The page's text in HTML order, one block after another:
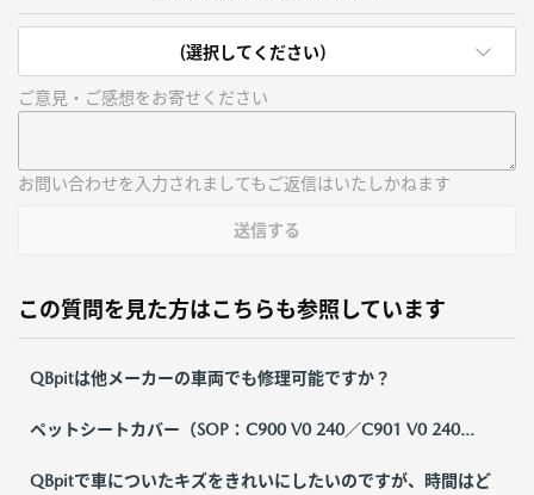
(選択してください)
ご意見・ご感想をお寄せください
お問い合わせを入力されましてもご返信はいたしかねます
送信する
この質問を見た方はこちらも参照しています
QBpitは他メーカーの車両でも修理可能ですか？
ペットシートカバー（SOP：C900 V0 240／C901 V0 240...
QBpitで車についたキズをきれいにしたいのですが、時間はど